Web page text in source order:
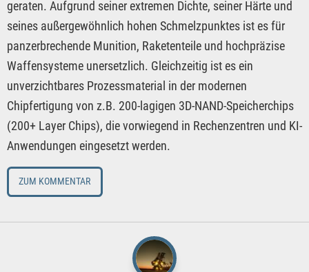
geraten. Aufgrund seiner extremen Dichte, seiner Härte und
seines außergewöhnlich hohen Schmelzpunktes ist es für
panzerbrechende Munition, Raketenteile und hochpräzise
Waffensysteme unersetzlich. Gleichzeitig ist es ein
unverzichtbares Prozessmaterial in der modernen
Chipfertigung von z.B. 200-lagigen 3D-NAND-Speicherchips
(200+ Layer Chips), die vorwiegend in Rechenzentren und KI-
Anwendungen eingesetzt werden.
ZUM KOMMENTAR